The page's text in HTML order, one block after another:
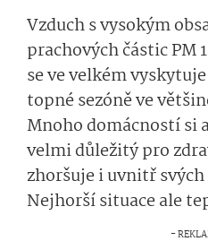
Vzduch s vysokým
prachových částic PM
se ve velkém
topné sezóně ve
Mnoho domácností si
velmi důležitý pro
zhoršuje i uvnitř
Nejhorší situace ale